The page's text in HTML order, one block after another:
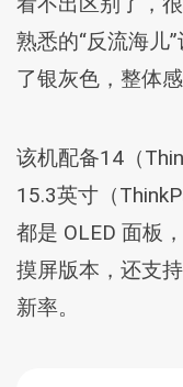
熟悉的“反流海儿
了银灰色，整体
该机配备14（
15.3英寸（
都是 OLED 面板
摸屏版本，还支
新率。